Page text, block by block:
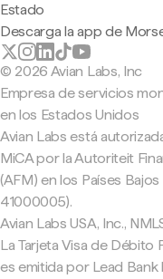
Estado
Descarga la app de
© 2026 Avian Labs, Inc
Empresa de servicios
en los Estados Unidos
Avian Labs está
MiCA por la Autoriteit
(AFM) en los Países
41000005).
Avian Labs USA, Inc.,
La Tarjeta Visa de Débito
es emitida por Lead Bank